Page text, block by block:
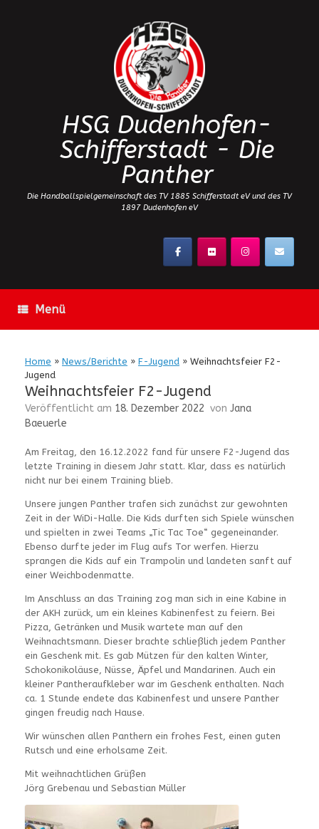
HSG Dudenhofen-
Schifferstadt - Die
Panther
Die Handballspielgemeinschaft des TV 1885 Schifferstadt eV und des TV
1897 Dudenhofen eV
Menü
Home » News/Berichte » F-Jugend » Weihnachtsfeier F2-
Jugend
Weihnachtsfeier F2-Jugend
Veröffentlicht am 18. Dezember 2022 von Jana
Baeuerle
Am Freitag, den 16.12.2022 fand für unsere F2-Jugend das
letzte Training in diesem Jahr statt. Klar, dass es natürlich
nicht nur bei einem Training blieb.
Unsere jungen Panther trafen sich zunächst zur gewohnten
Zeit in der WiDi-Halle. Die Kids durften sich Spiele wünschen
und spielten in zwei Teams „Tic Tac Toe“ gegeneinander.
Ebenso durfte jeder im Flug aufs Tor werfen. Hierzu
sprangen die Kids auf ein Trampolin und landeten sanft auf
einer Weichbodenmatte.
Im Anschluss an das Training zog man sich in eine Kabine in
der AKH zurück, um ein kleines Kabinenfest zu feiern. Bei
Pizza, Getränken und Musik wartete man auf den
Weihnachtsmann. Dieser brachte schließlich jedem Panther
ein Geschenk mit. Es gab Mützen für den kalten Winter,
Schokonikoläuse, Nüsse, Äpfel und Mandarinen. Auch ein
kleiner Pantheraufkleber war im Geschenk enthalten. Nach
ca. 1 Stunde endete das Kabinenfest und unsere Panther
gingen freudig nach Hause.
Wir wünschen allen Panthern ein frohes Fest, einen guten
Rutsch und eine erholsame Zeit.
Mit weihnachtlichen Grüßen
Jörg Grebenau und Sebastian Müller